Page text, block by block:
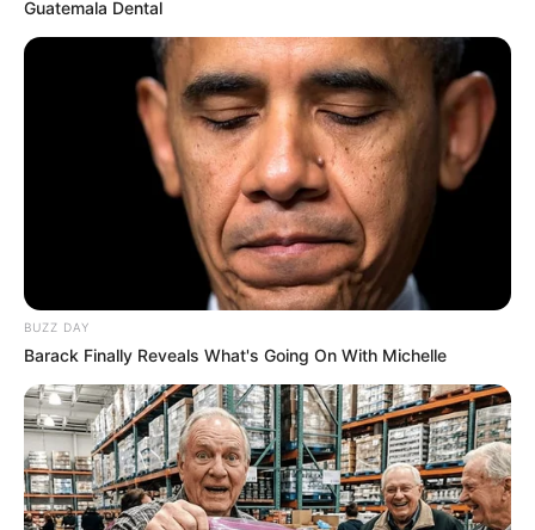
Guatemala Dental
BUZZ DAY
Barack Finally Reveals What's Going On With Michelle